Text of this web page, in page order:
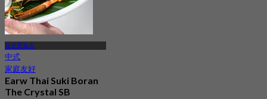
拉差普魯克
中式
家庭友好
Earw Thai Suki Boran
The Crystal SB